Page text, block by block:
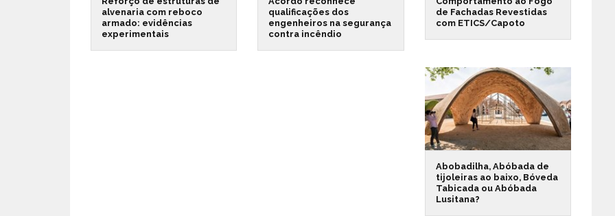
alvenaria com reboco
armado: evidências
experimentais
qualificações dos
engenheiros na segurança
contra incêndio
de Fachadas Revestidas
com ETICS/Capoto
Abobadilha, Abóbada de
tijoleiras ao baixo, Bóveda
Tabicada ou Abóbada
Lusitana?